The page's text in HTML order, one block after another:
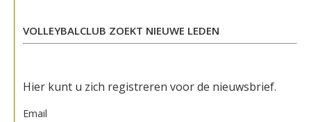
VOLLEYBALCLUB ZOEKT NIEUWE LEDEN
Hier kunt u zich registreren voor de nieuwsbrief.
Email